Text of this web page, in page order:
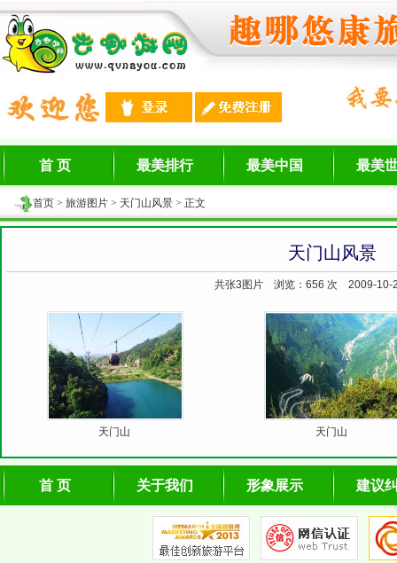
首 页 最美排行 最美中国 最美
首页 > 旅游图片 > 天门山风景 > 正文
天门山风景
共张3图片 浏览： 656 次 2009-10-
天门山 天门山
首 页 关于我们 形象展示 建议